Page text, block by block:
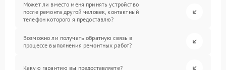
Может ли вместо меня принять устройство
после ремонта другой человек, контактный
телефон которого я предоставлю?
Возможно ли получать обратную связь в
процессе выполнения ремонтных работ?
Какую гарантию вы предоставляете?